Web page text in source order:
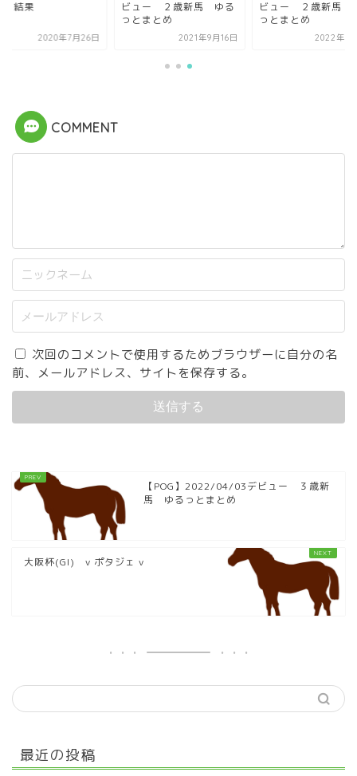
結果
2020年7月26日
ビュー ２歳新馬 ゆる
っとまとめ
2021年9月16日
ビュー ２歳新馬
っとまとめ
2022年6
COMMENT
次回のコメントで使用するためブラウザーに自分の名
前、メールアドレス、サイトを保存する。
【POG】2022/04/03デビュー ３歳新
馬 ゆるっとまとめ
大阪杯(GI) v ポタジェ v
最近の投稿